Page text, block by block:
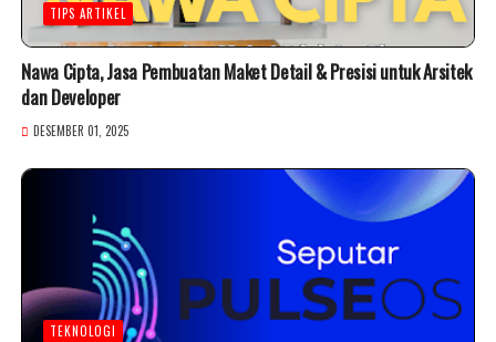
TIPS ARTIKEL
Nawa Cipta, Jasa Pembuatan Maket Detail & Presisi untuk Arsitek
dan Developer
DESEMBER 01, 2025
TEKNOLOGI